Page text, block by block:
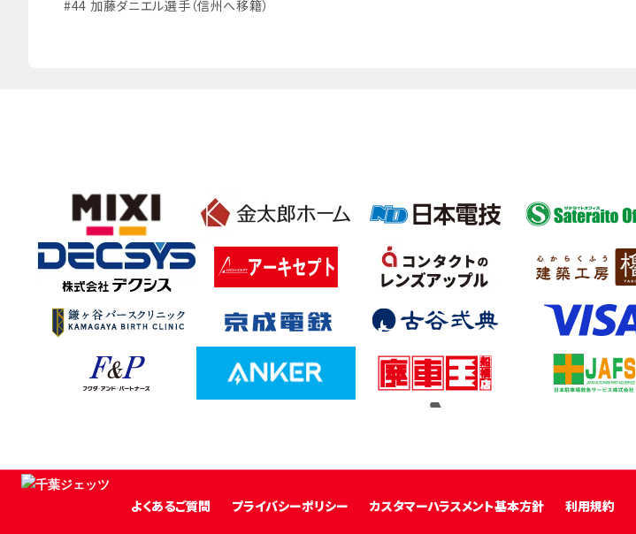
#44 加藤ダニエル選手（信州へ移籍）
よくあるご質問 プライバシーポリシー カスタマーハラスメント基本方針 利用規約